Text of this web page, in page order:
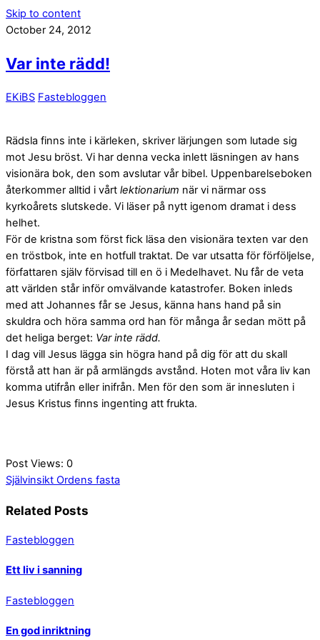
Skip to content
October 24, 2012
Var inte rädd!
EKiBS Fastebloggen
Rädsla finns inte i kärleken, skriver lärjungen som lutade sig
mot Jesu bröst. Vi har denna vecka inlett läsningen av hans
visionära bok, den som avslutar vår bibel. Uppenbarelseboken
återkommer alltid i vårt lektionarium när vi närmar oss
kyrkoårets slutskede. Vi läser på nytt igenom dramat i dess
helhet.
För de kristna som först fick läsa den visionära texten var den
en tröstbok, inte en hotfull traktat. De var utsatta för förföljelse,
författaren själv förvisad till en ö i Medelhavet. Nu får de veta
att världen står inför omvälvande katastrofer. Boken inleds
med att Johannes får se Jesus, känna hans hand på sin
skuldra och höra samma ord han för många år sedan mött på
det heliga berget: Var inte rädd.
I dag vill Jesus lägga sin högra hand på dig för att du skall
förstå att han är på armlängds avstånd. Hoten mot våra liv kan
komma utifrån eller inifrån. Men för den som är innesluten i
Jesus Kristus finns ingenting att frukta.
Post Views: 0
Självinsikt Ordens fasta
Related Posts
Fastebloggen
Ett liv i sanning
Fastebloggen
En god inriktning